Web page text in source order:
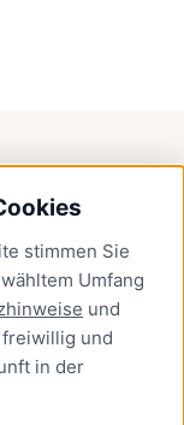
stimmen Sie
Umfang
und
und
in der